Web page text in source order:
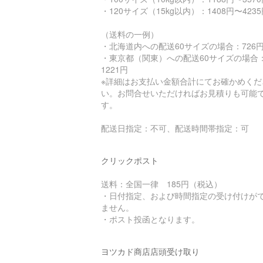
・120サイズ（15kg以内）：1408円〜4235
（送料の一例）
・北海道内への配送60サイズの場合：726円
・東京都（関東）への配送60サイズの場合：
1221円
※詳細はお支払い金額合計にてお確かめくだ
い。お問合せいただければお見積りも可能
す。
配送日指定：不可、配送時間帯指定：可
クリックポスト
送料：全国一律 185円（税込）
・日付指定、および時間指定の受け付けが
ません。
・ポスト投函となります。
ヨツカド商店店頭受け取り